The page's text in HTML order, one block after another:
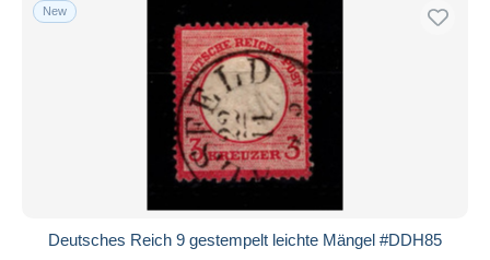
New
Deutsches Reich 9 gestempelt leichte Mängel #DDH85